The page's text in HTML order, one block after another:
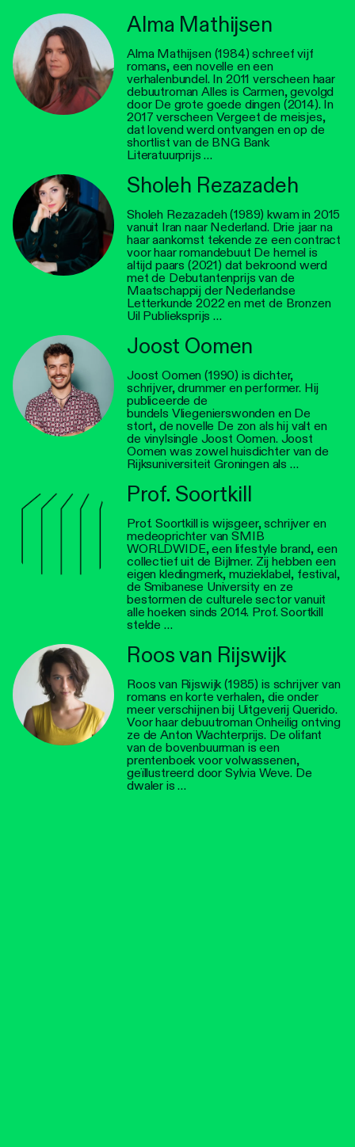
Alma Mathijsen
Alma Mathijsen (1984) schreef vijf
romans, een novelle en een
verhalenbundel. In 2011 verscheen haar
debuutroman Alles is Carmen, gevolgd
door De grote goede dingen (2014). In
2017 verscheen Vergeet de meisjes,
dat lovend werd ontvangen en op de
shortlist van de BNG Bank
Literatuurprijs …
Sholeh Rezazadeh
Sholeh Rezazadeh (1989) kwam in 2015
vanuit Iran naar Nederland. Drie jaar na
haar aankomst tekende ze een contract
voor haar romandebuut De hemel is
altijd paars (2021) dat bekroond werd
met de Debutantenprijs van de
Maatschappij der Nederlandse
Letterkunde 2022 en met de Bronzen
Uil Publieksprijs …
Joost Oomen
Joost Oomen (1990) is dichter,
schrijver, drummer en performer. Hij
publiceerde de
bundels Vliegenierswonden en De
stort, de novelle De zon als hij valt en
de vinylsingle Joost Oomen. Joost
Oomen was zowel huisdichter van de
Rijksuniversiteit Groningen als …
Prof. Soortkill
Prof. Soortkill is wijsgeer, schrijver en
medeoprichter van SMIB
WORLDWIDE, een lifestyle brand, een
collectief uit de Bijlmer. Zij hebben een
eigen kledingmerk, muzieklabel, festival,
de Smibanese University en ze
bestormen de culturele sector vanuit
alle hoeken sinds 2014. Prof. Soortkill
stelde …
Roos van Rijswijk
Roos van Rijswijk (1985) is schrijver van
romans en korte verhalen, die onder
meer verschijnen bij Uitgeverij Querido.
Voor haar debuutroman Onheilig ontving
ze de Anton Wachterprijs. De olifant
van de bovenbuurman is een
prentenboek voor volwassenen,
geïllustreerd door Sylvia Weve. De
dwaler is …